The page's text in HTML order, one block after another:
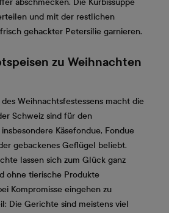
und mit der restlichen
gehackter Petersilie garnieren.
zu Weihnachten
Weihnachtsfestessens macht die
Schweiz sind für den
Käsefondue, Fondue
gebackenes Geflügel beliebt.
lassen sich zum Glück ganz
ohne tierische Produkte
Kompromisse eingehen zu
Die Gerichte sind meistens viel